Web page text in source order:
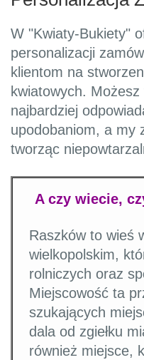
W "Kwiaty-Bukiety"
personalizacji
klientom na
kwiatowych.
najbardziej
upodobaniom, a my
tworząc
A czy wiecie,
Raszków to wieś
wielkopolskim,
rolniczych oraz
Miejscowość ta
szukających
dala od zgiełku
również miejsce,